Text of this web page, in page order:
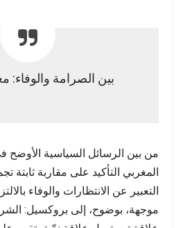
بين الصرامة والوفاء:
من بين الرسائل السياسية الأوضح
المغربي التأكيد على مقاربة ثابتة
التعبير عن الانتظارات والوفاء
موجهة، بوضوح، إلى بروكسيل: